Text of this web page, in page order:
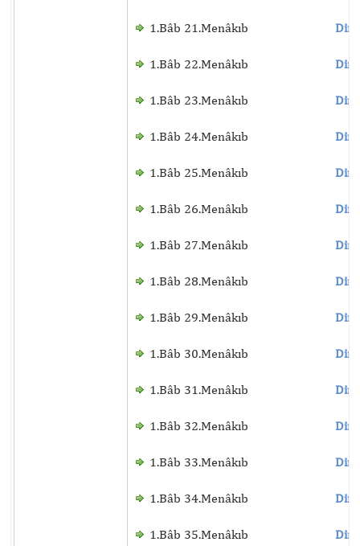
1.Bâb 21.Menâkıb
1.Bâb 22.Menâkıb
1.Bâb 23.Menâkıb
1.Bâb 24.Menâkıb
1.Bâb 25.Menâkıb
1.Bâb 26.Menâkıb
1.Bâb 27.Menâkıb
1.Bâb 28.Menâkıb
1.Bâb 29.Menâkıb
1.Bâb 30.Menâkıb
1.Bâb 31.Menâkıb
1.Bâb 32.Menâkıb
1.Bâb 33.Menâkıb
1.Bâb 34.Menâkıb
1.Bâb 35.Menâkıb